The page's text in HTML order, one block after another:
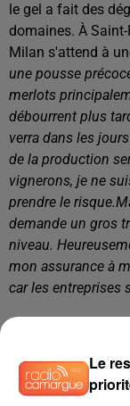
le gel a fait des
domaines. À
Milan s'attend à
une pousse
merlots
débourrent plus
verra dans les
de la production
vignerons, je ne
prendre le risque.
demande un gros
niveau.
mon assurance à
car les entreprises
Source:
Le